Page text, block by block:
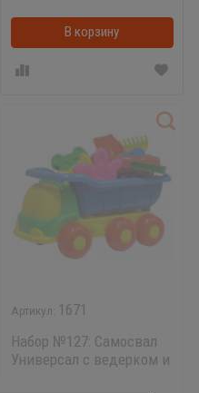
В корзинкеВ корзину
1671
Набор №127: Самосвал
Универсал с ведерком и